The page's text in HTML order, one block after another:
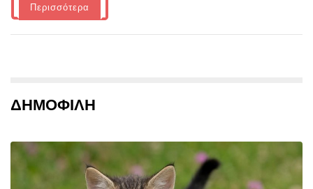
Περισσότερα
ΔΗΜΟΦΙΛΗ